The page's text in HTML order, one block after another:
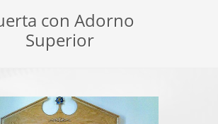
con Adorno
Superior